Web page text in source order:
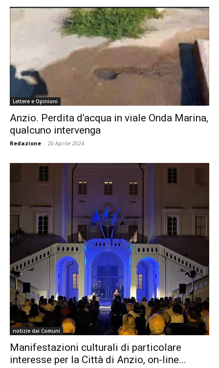
Lettere e Opinioni
Anzio. Perdita d’acqua in viale Onda Marina,
qualcuno intervenga
Redazione - 20 Aprile 2024
notizie dai Comuni
Manifestazioni culturali di particolare
interesse per la Città di Anzio, on-line...